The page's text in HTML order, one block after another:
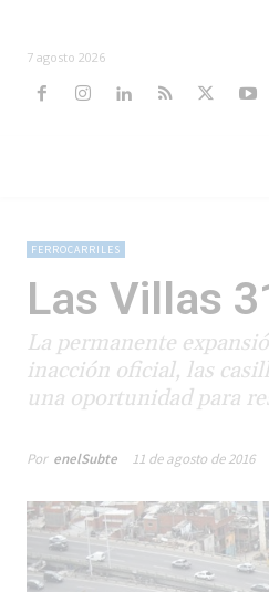
7 agosto 2026
FERROCARRILES
Las Villas
La permanente
inacción oficial, las
una oportunidad para
Por enelSubte 11 de agosto de 2016